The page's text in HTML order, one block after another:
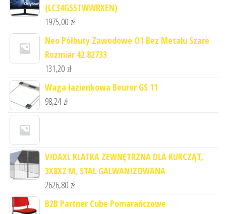
(LC34G55TWWRXEN)
1975,00 zł
Neo Półbuty Zawodowe O1 Bez Metalu Szare
Rozmiar 42 82733
131,20 zł
Waga łazienkowa Beurer GS 11
98,24 zł
VIDAXL KLATKA ZEWNĘTRZNA DLA KURCZĄT,
3X8X2 M, STAL GALWANIZOWANA
2626,80 zł
B2B Partner Cube Pomarańczowe